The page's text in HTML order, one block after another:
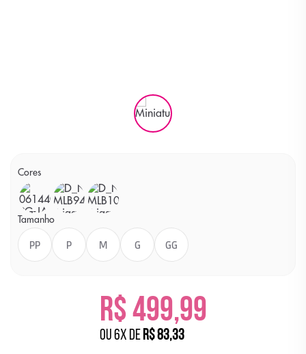
Cores
Cor
MARROM
Tamanho
PP P M G GG
R$ 499,99
ou6xdeR$ 83,33